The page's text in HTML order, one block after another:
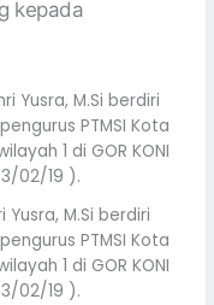
kepada
Yusra, M.Si berdiri
PTMSI Kota
1 di GOR KONI
02/19 ).